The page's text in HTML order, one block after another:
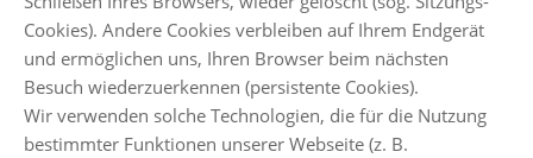
Cookies). Andere Cookies verbleiben auf Ihrem Endgerät
und ermöglichen uns, Ihren Browser beim nächsten
Besuch wiederzuerkennen (persistente Cookies).
Wir verwenden solche Technologien, die für die Nutzung
bestimmter Funktionen unserer Webseite (z. B.